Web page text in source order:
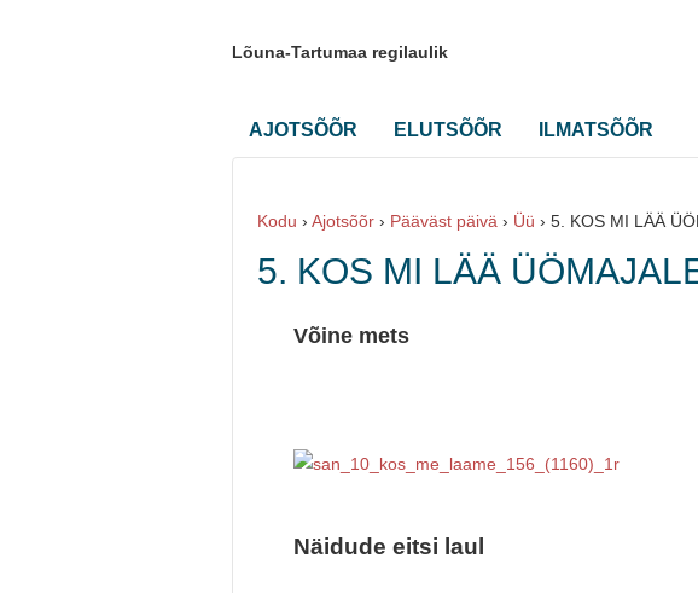
Lõuna-Tartumaa regilaulik
AJOTSÕÕR ELUTSÕÕR ILMATSÕÕR
Kodu › Ajotsõõr › Pääväst päivä › Üü › 5. KOS MI LÄÄ
5. KOS MI LÄÄ
Võine mets
Näidude eitsi laul